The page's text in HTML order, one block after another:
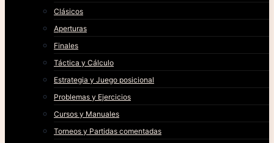
Clásicos
Aperturas
Finales
Táctica y Cálculo
Estrategia y Juego posicional
Problemas y Ejercicios
Cursos y Manuales
Torneos y Partidas comentadas